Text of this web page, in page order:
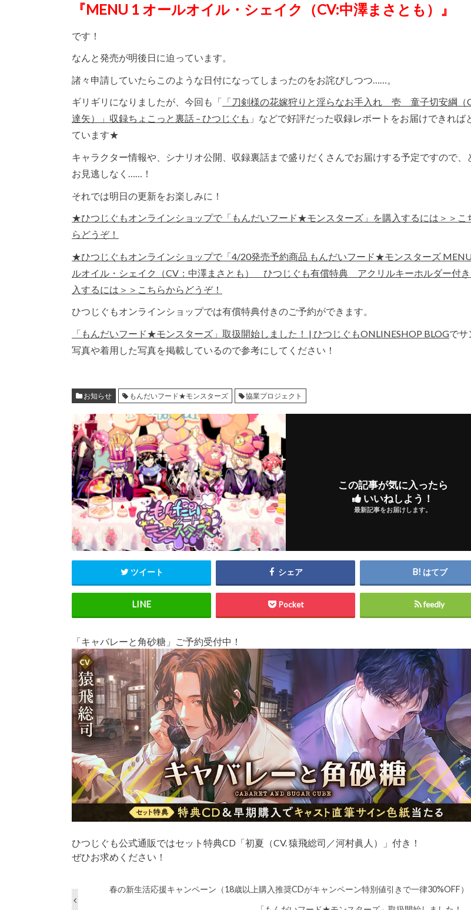
『MENU 1 オールオイル・シェイク（CV:中澤まさとも）』
です！
なんと発売が明後日に迫っています。
諸々申請していたらこのような日付になってしまったのをお詫びしつつ……。
ギリギリになりましたが、今回も「 「刀剣様の花嫁狩りと淫らなお手入れ 壱 童子切安綱（
達矢）」収録ちょこっと裏話 – ひつじぐも 」などで好評だった収録レポートをお届けできれば
ています★
キャラクター情報や、シナリオ公開、収録裏話まで盛りだくさんでお届けする予定ですので、
お見逃しなく……！
それでは明日の更新をお楽しみに！
★ひつじぐもオンラインショップで「もんだいフード★モンスターズ」を購入するには＞＞こ
らどうぞ！
★ひつじぐもオンラインショップで「4/20発売予約商品 もんだいフード★モンスターズ
ルオイル・シェイク（CV：中澤まさとも） ひつじぐも有償特典 アクリルキーホルダー付
入するには＞＞こちらからどうぞ！
ひつじぐもオンラインショップでは有償特典付きのご予約ができます。
「もんだいフード★モンスターズ」取扱開始しました！ | ひつじぐもONLINESHOP BLOGでサ
写真や着用した写真を掲載しているので参考にしてください！
お知らせ もんだいフード★モンスターズ 協業プロジェクト
この記事が気に入ったら
いいねしよう！
最新記事をお届けします。
ツイート シェア はてブ
Pocket feedly
「キャバレーと角砂糖」ご予約受付中！
ひつじぐも公式通販ではセット特典CD「初夏（CV. 猿飛総司／河村眞人）」付き！
ぜひお求めください！
春の新生活応援キャンペーン（18歳以上購入推奨CDがキャンペーン特別値引きで一律30%OFF）